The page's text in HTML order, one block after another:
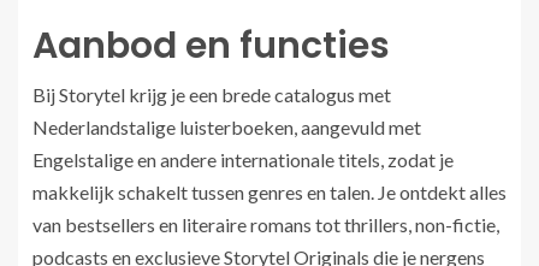
Aanbod en functies
Bij Storytel krijg je een brede catalogus met
Nederlandstalige luisterboeken, aangevuld met
Engelstalige en andere internationale titels, zodat je
makkelijk schakelt tussen genres en talen. Je ontdekt alles
van bestsellers en literaire romans tot thrillers, non-fictie,
podcasts en exclusieve Storytel Originals die je nergens